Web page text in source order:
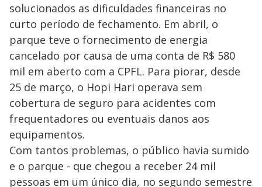
solucionados as dificuldades financeiras no
curto período de fechamento. Em abril, o
parque teve o fornecimento de energia
cancelado por causa de uma conta de R$ 580
mil em aberto com a CPFL. Para piorar, desde
25 de março, o Hopi Hari operava sem
cobertura de seguro para acidentes com
frequentadores ou eventuais danos aos
equipamentos.
Com tantos problemas, o público havia sumido
e o parque - que chegou a receber 24 mil
pessoas em um único dia, no segundo semestre